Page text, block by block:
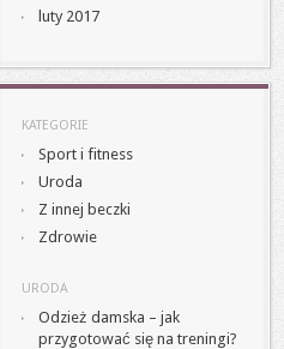
luty 2017
KATEGORIE
Sport i fitness
Uroda
Z innej beczki
Zdrowie
URODA
Odzież damska – jak
przygotować się na treningi?